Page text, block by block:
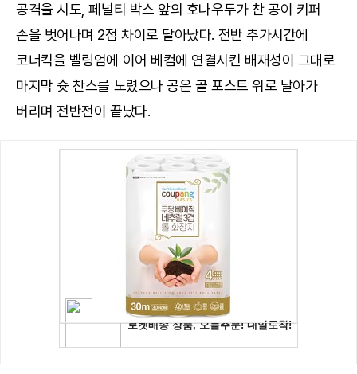
공격을 시도, 페널티 박스 앞의 호나우두가 찬 공이 키퍼
손을 벗어나며 2점 차이로 달아났다. 전반 추가시간에
코너킥을 벨링엄에 이어 베컴에 연결시킨 배재성이 그대로
마지막 슛 찬스를 노렸으나 공은 골 포스트 위로 날아가
버리며 전반전이 끝났다.